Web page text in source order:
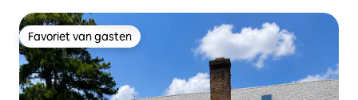
Favoriet van gasten
Favoriet van gasten